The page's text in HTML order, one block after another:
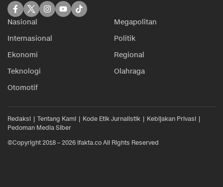
Nasional
Megapolitan
Internasional
Politik
Ekonomi
Regional
Teknologi
Olahraga
Otomotif
Redaksi Tentang Kami Kode Etik Jurnalistik
Kebijakan Privasi
Pedoman Media Siber
©Copyright 2018 – 2026 ifakta.co All Rights Reserved